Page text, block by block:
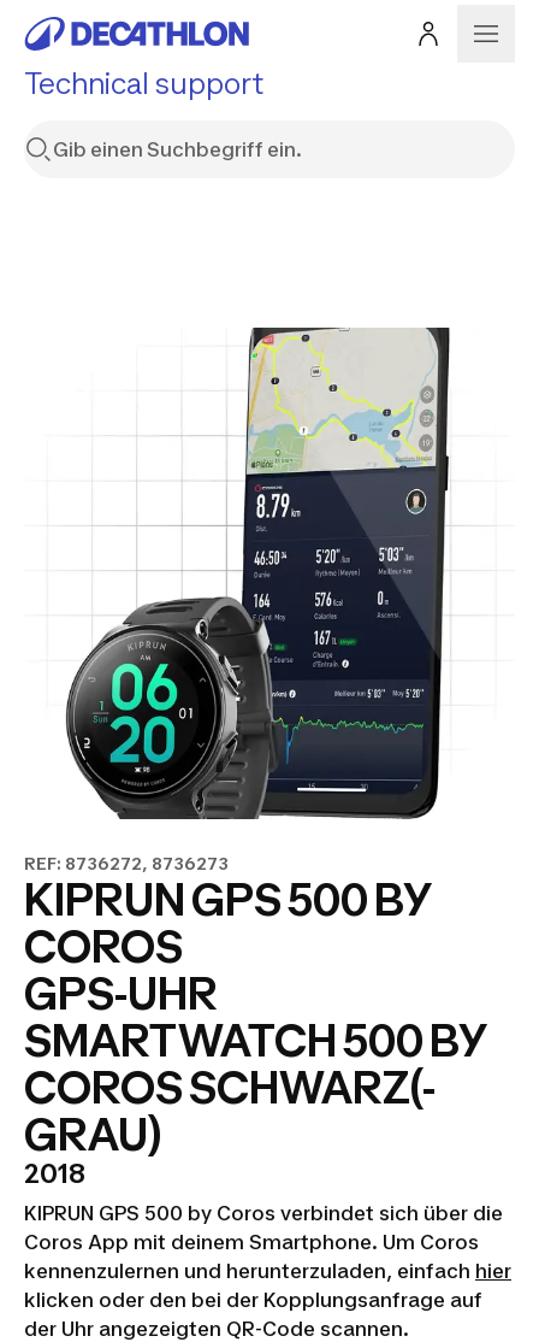
Technical support
REF: 8736272, 8736273
KIPRUN GPS 500 BY
COROS
GPS-UHR
SMARTWATCH 500 BY
COROS SCHWARZ(-
GRAU)
2018
KIPRUN GPS 500 by Coros verbindet sich über die
Coros App mit deinem Smartphone. Um Coros
kennenzulernen und herunterzuladen, einfach hier
klicken oder den bei der Kopplungsanfrage auf
der Uhr angezeigten QR-Code scannen.